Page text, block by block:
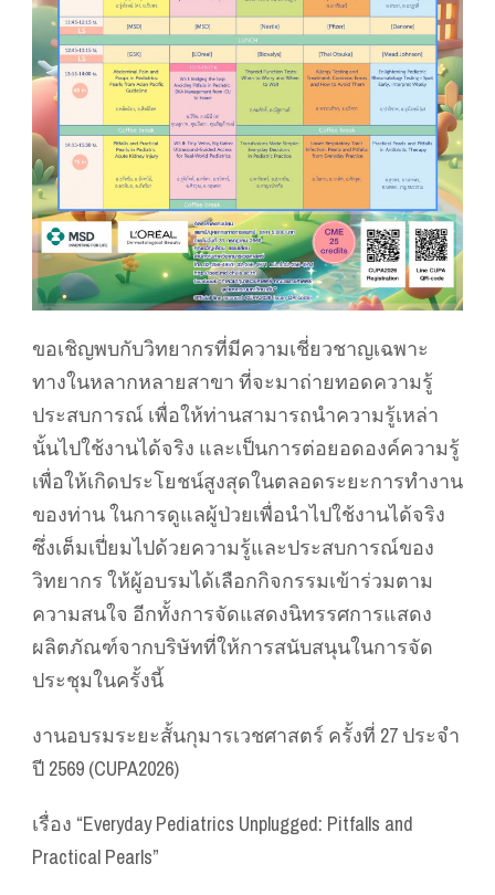
ขอเชิญพบกับวิทยากรที่มีความเชี่ยวชาญเฉพาะ
ทางในหลากหลายสาขา ที่จะมาถ่ายทอดความรู้
ประสบการณ์ เพื่อให้ท่านสามารถนำความรู้เหล่า
นั้นไปใช้งานได้จริง และเป็นการต่อยอดองค์ความรู้
เพื่อให้เกิดประโยชน์สูงสุดในตลอดระยะการทำงาน
ของท่าน ในการดูแลผู้ป่วยเพื่อนำไปใช้งานได้จริง
ซึ่งเต็มเปี่ยมไปด้วยความรู้และประสบการณ์ของ
วิทยากร ให้ผู้อบรมได้เลือกกิจกรรมเข้าร่วมตาม
ความสนใจ อีกทั้งการจัดแสดงนิทรรศการแสดง
ผลิตภัณฑ์จากบริษัทที่ให้การสนับสนุนในการจัด
ประชุมในครั้งนี้
งานอบรมระยะสั้นกุมารเวชศาสตร์ ครั้งที่ 27 ประจำ
ปี 2569 (CUPA2026)
เรื่อง “Everyday Pediatrics Unplugged: Pitfalls and
Practical Pearls”